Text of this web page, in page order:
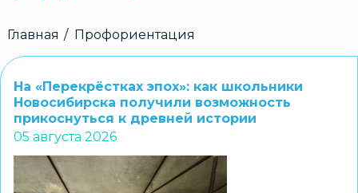
Строка
Главная Профориентация
На «Перекрёстках эпох»: как школьники
Новосибирска получили возможность
прикоснуться к древней истории
05 августа 2026